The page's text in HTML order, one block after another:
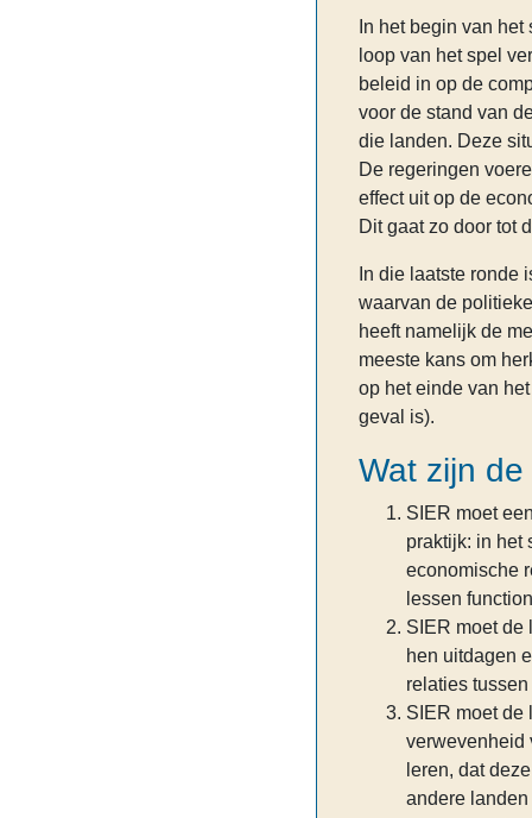
In het begin van
loop van het spel
beleid in op de
voor de stand van
die landen. Deze
De regeringen
effect uit op de
Dit gaat zo door tot
In die laatste ronde
waarvan de
heeft namelijk de
meeste kans om
op het einde van
geval is).
Wat zijn
SIER moet
praktijk: in het
economische
lessen
SIER moet de
hen uitdagen
relaties
SIER moet de
verwevenheid
leren, dat
andere